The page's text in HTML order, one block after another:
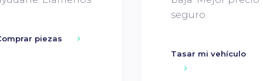
piezas
seguro.
Tasar mi vehículo